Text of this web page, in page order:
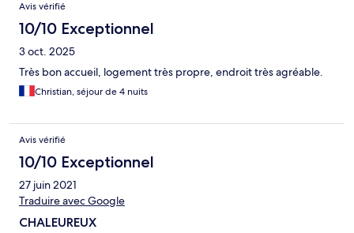
Avis vérifié
10/10 Exceptionnel
3 oct. 2025
Très bon accueil, logement très propre, endroit très agréable.
Christian, séjour de 4 nuits
Avis vérifié
10/10 Exceptionnel
27 juin 2021
Traduire avec Google
CHALEUREUX